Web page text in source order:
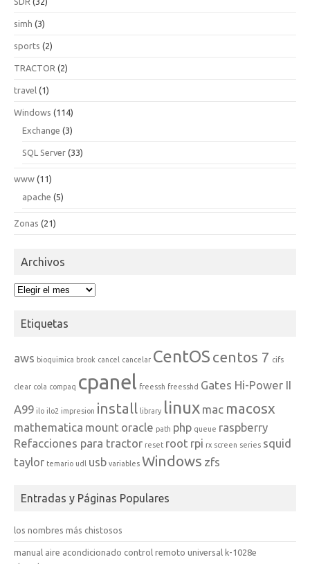
simh (3)
sports (2)
TRACTOR (2)
travel (1)
Windows (114)
Exchange (3)
SQL Server (33)
www (11)
apache (5)
Zonas (21)
Archivos
Archivos
Etiquetas
aws bioquimica brook cancel cancelar CentOS centos 7 cifs
clear cola compaq cpanel freessh freesshd Gates Hi-Power II
A99 ilo ilo2 impresion install library linux mac macosx
mathematica mount oracle path php queue raspberry
Refacciones para tractor reset root rpi rx screen series squid
taylor temario udl usb variables Windows zfs
Entradas y Páginas Populares
los nombres más chistosos
manual aire acondicionado control remoto universal k-1028e